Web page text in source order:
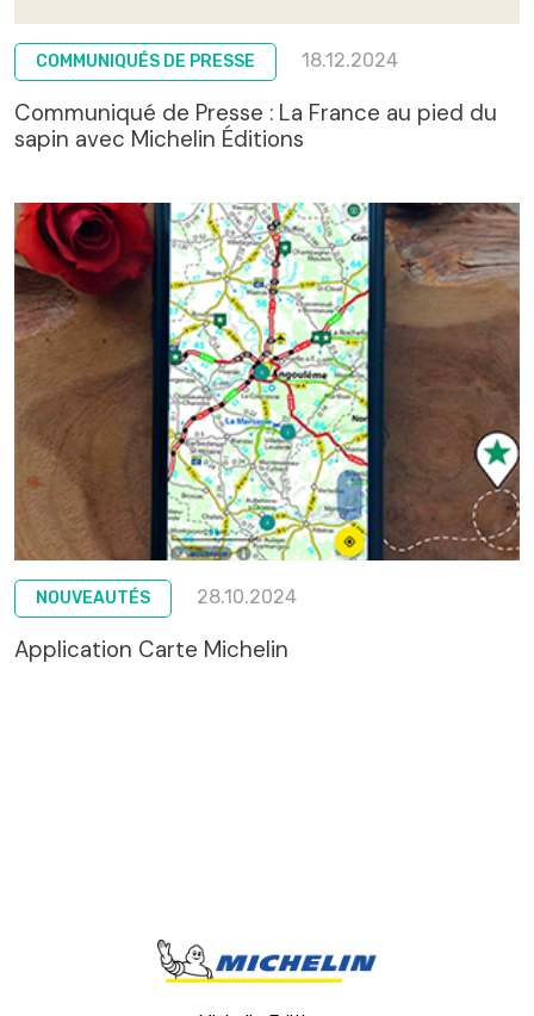
COMMUNIQUÉS DE PRESSE 18.12.2024
Communiqué de Presse : La France au pied du
sapin avec Michelin Éditions
NOUVEAUTÉS 28.10.2024
Application Carte Michelin